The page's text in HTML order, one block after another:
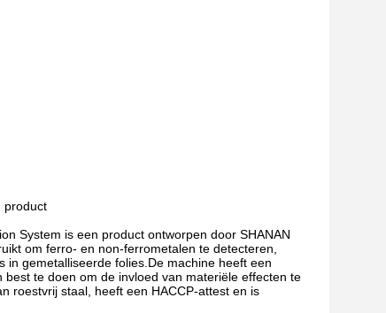
product
System is een product ontworpen door SHANAN
om ferro- en non-ferrometalen te detecteren,
gemetalliseerde folies.De machine heeft een
te doen om de invloed van materiële effecten te
roestvrij staal, heeft een HACCP-attest en is